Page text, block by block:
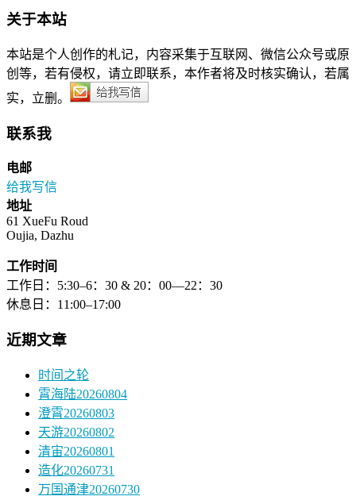
关于本站
本站是个人创作的札记，内容采集于互联网、微信公众号或原
创等，若有侵权，请立即联系，本作者将及时核实确认，若属
实，立删。
联系我
电邮
给我写信
地址
61 XueFu Roud
Oujia, Dazhu
工作时间
工作日：5:30–6：30 & 20：00—22：30
休息日：11:00–17:00
近期文章
时间之轮
霄海陆20260804
澄霄20260803
天游20260802
清宙20260801
造化20260731
万国通津20260730